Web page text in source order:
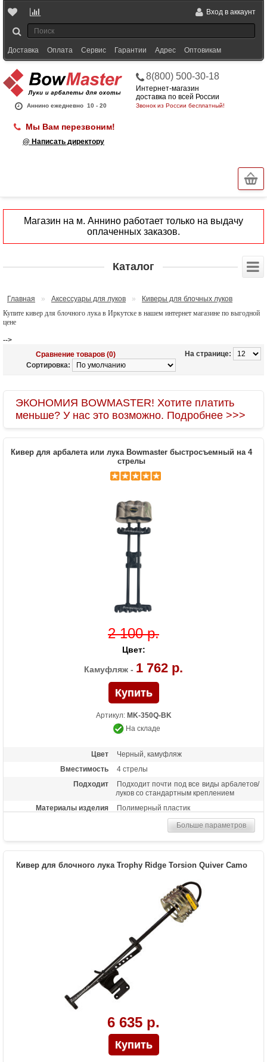
Вход в аккаунт
Доставка Оплата Сервис Гарантии Адрес Оптовикам
Аннино ежедневно 10 - 20
8(800) 500-30-18
Интернет-магазин
доставка по всей России
Звонок из России бесплатный!
Мы Вам перезвоним!
@ Написать директору
Магазин на м. Аннино работает только на выдачу
оплаченных заказов.
Каталог
Главная » Аксессуары для луков »
Киверы для блочных луков
Купите кивер для блочного лука в Иркутске в нашем интернет магазине по выгодной
цене
-->
На странице:
Сравнение товаров (0)
Сортировка:
ЭКОНОМИЯ BOWMASTER! Хотите платить
меньше? У нас это возможно. Подробнее >>>
Кивер для арбалета или лука Bowmaster быстросъемный на 4
стрелы
2 100 р.
Цвет:
Камуфляж - 1 762 р.
Артикул: MK-350Q-BK
На складе
Цвет
Черный, камуфляж
Вместимость
4 стрелы
Подходит
Подходит почти под все виды арбалетов/
луков со стандартным креплением
Материалы изделия
Полимерный пластик
Больше параметров
Кивер для блочного лука Trophy Ridge Torsion Quiver Camo
6 635 р.